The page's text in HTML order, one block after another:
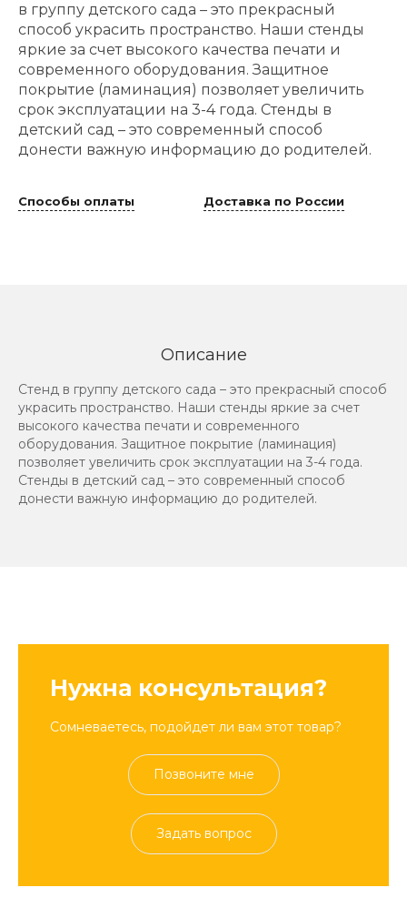
в группу детского сада – это прекрасный
способ украсить пространство. Наши стенды
яркие за счет высокого качества печати и
современного оборудования. Защитное
покрытие (ламинация) позволяет увеличить
срок эксплуатации на 3-4 года. Стенды в
детский сад – это современный способ
донести важную информацию до родителей.
Способы оплаты Доставка по России
Описание
Стенд в группу детского сада – это прекрасный способ
украсить пространство. Наши стенды яркие за счет
высокого качества печати и современного
оборудования. Защитное покрытие (ламинация)
позволяет увеличить срок эксплуатации на 3-4 года.
Стенды в детский сад – это современный способ
донести важную информацию до родителей.
Нужна консультация?
Сомневаетесь, подойдет ли вам этот товар?
Позвоните мне
Задать вопрос